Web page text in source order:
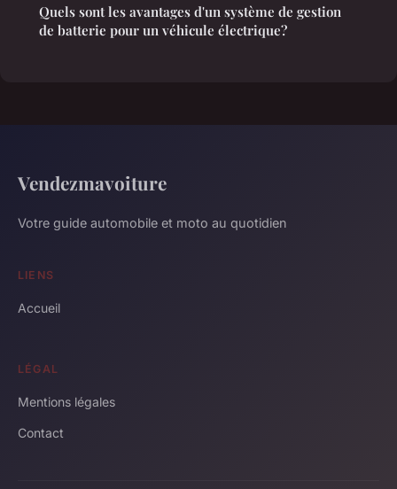
Quels sont les avantages d'un système de gestion
de batterie pour un véhicule électrique?
Vendezmavoiture
Votre guide automobile et moto au quotidien
LIENS
Accueil
LÉGAL
Mentions légales
Contact